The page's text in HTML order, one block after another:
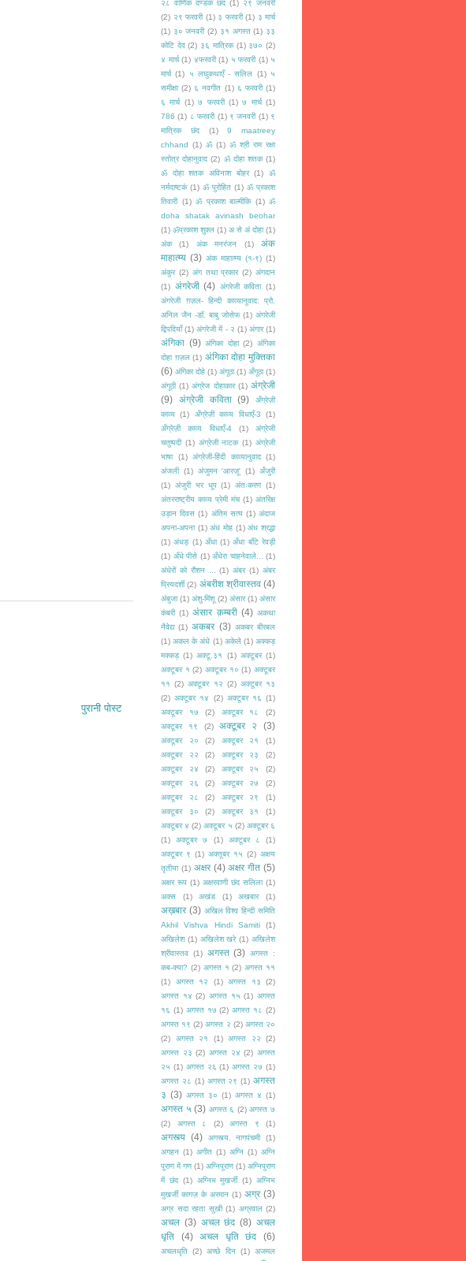
पुरानी पोस्ट
२८ वार्णिक दण्डक छंद (1) २९ जनवरी
(2) २९ फरवरी (1) ३ फरवरी (1) ३ मार्च
(1) ३० जनवरी (2) ३१ अगस्त (1) ३३
कोटि देव (2) ३६ मात्रिक (1) ३७० (2)
४ मार्च (1) ४फरवरी (1) ५ फरवरी (1) ५
मार्च (1) ५ लघुकथाएँ - सलिल (1) ५
समीक्षा (2) ६ नवगीत (1) ६ फरवरी (1)
६ मार्च (1) ७ फरवरी (1) ७ मार्च (1)
786 (1) ८ फरवरी (1) ९ जनवरी (1) ९
मात्रिक छंद
(1)
9 maatreey
chhand (1) ॐ (1) ॐ श्री राम रक्षा
स्तोत्र दोहानुवाद (2) ॐ दोहा शतक (1)
ॐ दोहा शतक अविनाश बोहर
(1)
ॐ
नर्मदाष्टकं (1) ॐ पुरोहित (1) ॐ प्रकाश
तिवारी (1) ॐ प्रकाश बाल्मीकि (1) ॐ
doha shatak avinash beohar
(1) ॐप्रकाश शुक्ल (1) अ से अं दोहा (1)
अंक
(1) अंक मनरंजन (1)
अंक
माहात्म्य (3) अंक माहात्म्य (१-९) (1)
अंकुर (2) अंग तथा प्रकार (2) अंगदान
(1) अंगरेजी (4) अंगरेजी कविता (1)
अंगरेजी ग़ज़ल- हिन्दी काव्यानुवाद: प्रो.
अनिल जैन -डॉ. बाबु जोसेफ (1) अंगरेजी
द्विपदियाँ (1) अंगरेजी में - २ (1) अंगार (1)
अंगिका (9) अंगिका दोहा (2) अंगिका
दोहा ग़ज़ल (1) अंगिका दोहा मुक्तिका
(6) अंगिका दोहे (1) अंगूठा (1) अँगूठा (1)
अंगूठी (1) अंग्रेज दोहाकार (1) अंग्रेजी
(9)
अंग्रेजी कविता (9)
अँग्रेज़ी
काव्य (1) अँग्रेज़ी काव्य विधाएँ-3
(1)
अँग्रेज़ी काव्य विधाएँ-4
(1)
अंग्रेजी
चतुष्पदी (1) अंग्रेजी नाटक (1) अंग्रेजी
भाषा
(1) अंग्रेजी-हिंदी काव्यानुवाद (1)
अंजली (1) अंजुमन 'आरज़ू' (1) अँजुरी
(1) अंजुरी भर धूप (1) अंतःकरण (1)
अंतरराष्ट्रीय काव्य प्रेमी मंच (1) अंतरिक्ष
उड़ान दिवस (1) अंतिम सत्य (1) अंदाज
अपना-अपना (1) अंध मोह (1) अंध श्रद्धा
(1) अंधड़ (1) अँधा (1) अँधा बाँटे रेवड़ी
(1) अँधे पीसे (1) अँधेरा चाहनेवाले...
(1)
अंधेरों को रौशन ...
(1) अंबर (1) अंबर
प्रियदर्शी (2) अंबरीश श्रीवास्तव (4)
अंबुजा (1) अंशु-मिंशू (2) अंसार (1) अंसार
कंबरी (1) अंसार क़म्बरी (4) अकथा
नैवेद्य (1) अकबर (3) अकबर बीरबल
(1) अकल के अंधे (1) अकेले (1) अक्कड़
मक्कड़ (1) अक्टू.३१ (1) अक्टूबर (1)
अक्टूबर १ (2) अक्टूबर १० (1) अक्टूबर
११ (2) अक्टूबर १२ (2) अक्टूबर १३
(2) अक्टूबर १४ (2) अक्टूबर १६ (1)
अक्टूबर १७
(2) अक्टूबर १८
(2)
अक्टूबर १९
(2) अक्टूबर २ (3)
अक्टूबर २० (2) अक्टूबर २१
(1)
अक्टूबर २२
(2) अक्टूबर २३
(2)
अक्टूबर २४
(2) अक्टूबर २५
(2)
अक्टूबर २६
(2) अक्टूबर २७
(2)
अक्टूबर २८
(2) अक्टूबर २९
(1)
अक्टूबर ३०
(2) अक्टूबर ३१
(1)
अक्टूबर ४ (2) अक्टूबर ५ (2) अक्टूबर ६
(1)
अक्टूबर ७ (1) अक्टूबर ८
(1)
अक्टूबर ९ (1) अक्तूबर १५ (2) अक्षय
तृतीया (1) अक्षर (4) अक्षर गीत (5)
अक्षर रूप (1) अक्षरवाणी छंद सलिला (1)
अक्स
(1) अखंड (1) अखबार (1)
अख़बार (3) अखिल विश्व हिन्दी समिति
Akhil Vishva Hindi Samiti
(1)
अखिलेश (1) अखिलेश खरे (1) अखिलेश
श्रीवास्तव (1) अगस्त (3) अगस्त :
कब-क्या? (2) अगस्त १ (2) अगस्त ११
(1)
अगस्त १२ (1) अगस्त १३
(2)
अगस्त १४ (2) अगस्त १५ (1) अगस्त
१६ (1) अगस्त १७ (2) अगस्त १८ (2)
अगस्त १९ (2) अगस्त २ (2) अगस्त २०
(2)
अगस्त २१ (1) अगस्त २२
(2)
अगस्त २३ (2) अगस्त २४ (2) अगस्त
२५ (1) अगस्त २६ (1) अगस्त २७ (1)
अगस्त २८ (1) अगस्त २९ (1) अगस्त
३ (3) अगस्त ३० (1) अगस्त ४ (1)
अगस्त ५ (3) अगस्त ६ (2) अगस्त ७
(2)
अगस्त ८ (2) अगस्त ९ (1)
अगस्त्य (4) अगस्त्य. नागपंचमी
(1)
अगहन (1) अगीत (1) अग्नि (1) अग्नि
पुराण में गण (1) अग्निपुराण (1) अग्निपुराण
में छंद (1) अग्निभ मुखर्जी (1) अग्निभ
मुखर्जी कागज़ के अरमान (1) अग्र (3)
अग्र सदा रहता सुखी (1) अग्रवाल (2)
अचल (3) अचल छंद (8) अचल
धृति
(4) अचल धृति छंद (6)
अचलधृति (2) अच्छे दिन (1) अजमल